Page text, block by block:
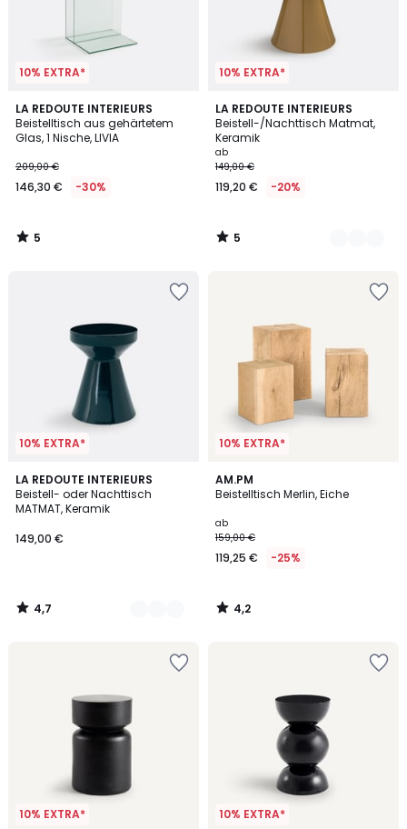
10% EXTRA*
LA REDOUTE INTERIEURS
Beistelltisch aus gehärtetem
Glas, 1 Nische, LIVIA
209,00 €
146,30 € -30%
5
/
5
5
/
10% EXTRA*
LA REDOUTE INTERIEURS
Beistell-/Nachttisch Matmat,
Keramik
ab
149,00 €
119,20 € -20%
5
/
5
3
Farben
5
/
10% EXTRA*
LA REDOUTE INTERIEURS
Beistell- oder Nachttisch
MATMAT, Keramik
149,00 €
4,7
/ 5
2
Farben
4,7
/
10% EXTRA*
AM.PM
Beistelltisch Merlin, Eiche
ab
159,00 €
119,25 € -25%
4,2
/ 5
4,2
/
10% EXTRA* 10% EXTRA*